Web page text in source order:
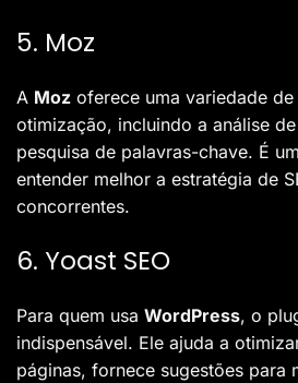
5. Moz
A Moz oferece uma variedade
otimização, incluindo a análise
pesquisa de palavras-chave. É
entender melhor a estratégia de
concorrentes.
6. Yoast SEO
Para quem usa WordPress, o
indispensável. Ele ajuda a
páginas, fornece sugestões para